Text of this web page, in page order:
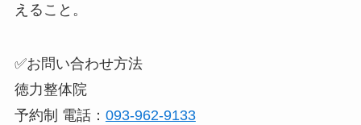
えること。
✅お問い合わせ方法
徳力整体院
予約制 電話： 093-962-9133